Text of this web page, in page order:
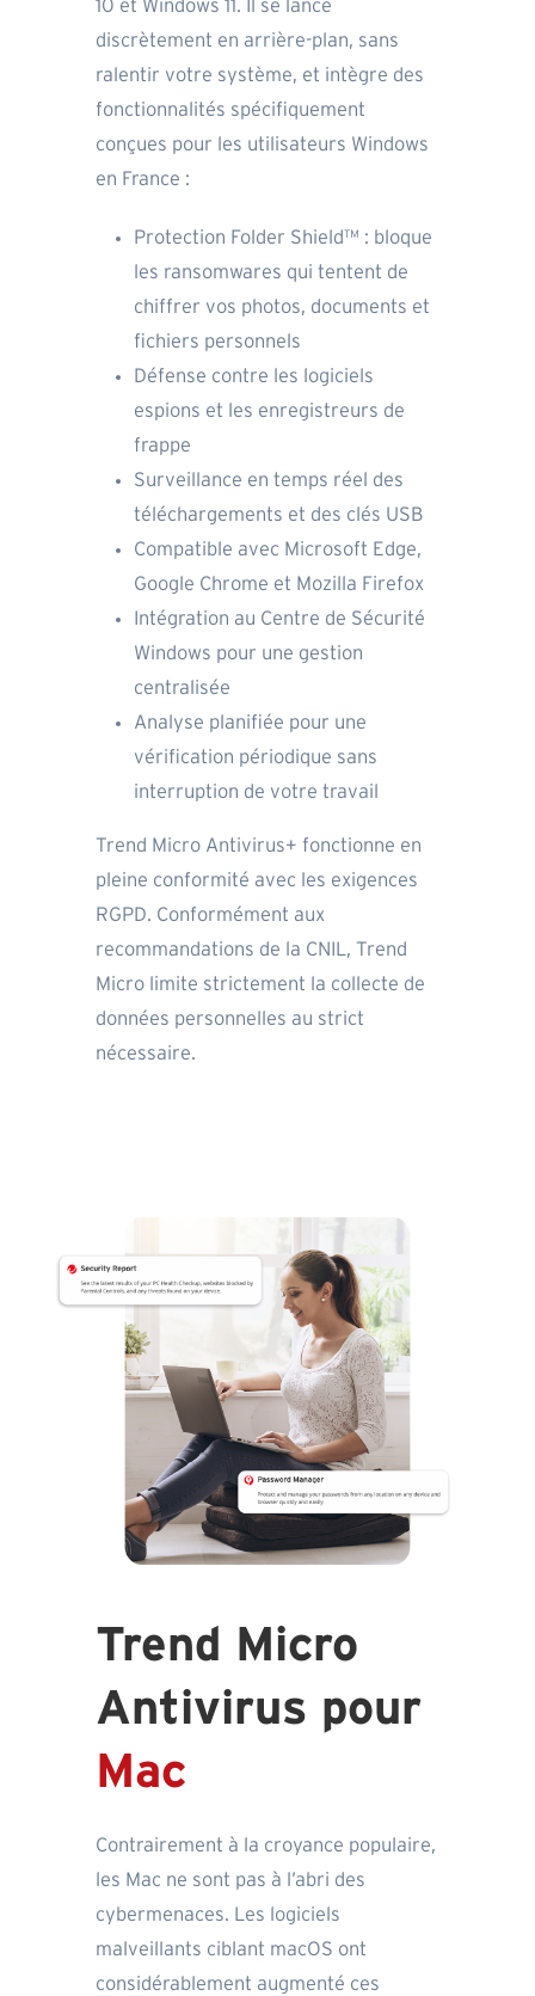
10 et Windows 11. Il se lance
discrètement en arrière-plan, sans
ralentir votre système, et intègre des
fonctionnalités spécifiquement
conçues pour les utilisateurs Windows
en France :
Protection Folder Shield™ : bloque
les ransomwares qui tentent de
chiffrer vos photos, documents et
fichiers personnels
Défense contre les logiciels
espions et les enregistreurs de
frappe
Surveillance en temps réel des
téléchargements et des clés USB
Compatible avec Microsoft Edge,
Google Chrome et Mozilla Firefox
Intégration au Centre de Sécurité
Windows pour une gestion
centralisée
Analyse planifiée pour une
vérification périodique sans
interruption de votre travail
Trend Micro Antivirus+ fonctionne en
pleine conformité avec les exigences
RGPD. Conformément aux
recommandations de la CNIL, Trend
Micro limite strictement la collecte de
données personnelles au strict
nécessaire.
Trend Micro
Antivirus pour
Mac
Contrairement à la croyance populaire,
les Mac ne sont pas à l’abri des
cybermenaces. Les logiciels
malveillants ciblant macOS ont
considérablement augmenté ces